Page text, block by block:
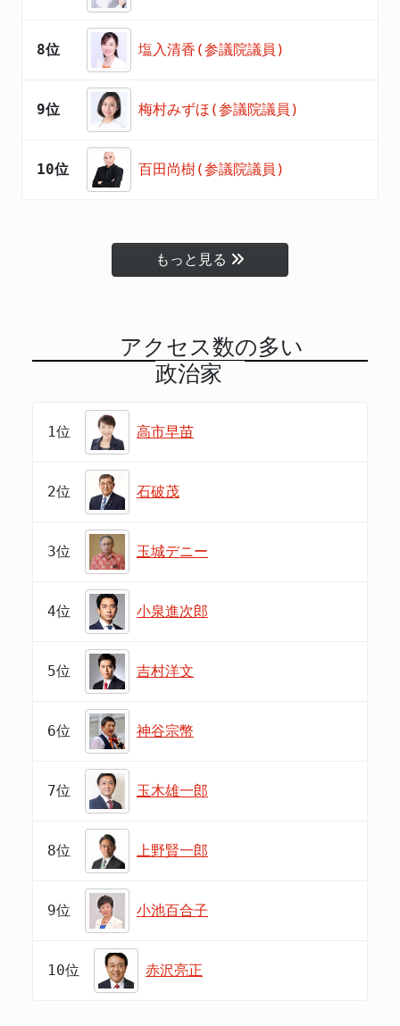
8位 塩入清香(参議院議員)
9位 梅村みずほ(参議院議員)
10位 百田尚樹(参議院議員)
もっと見る
アクセス数の多い
政治家
1位 高市早苗
2位 石破茂
3位 玉城デニー
4位 小泉進次郎
5位 吉村洋文
6位 神谷宗幣
7位 玉木雄一郎
8位 上野賢一郎
9位 小池百合子
10位 赤沢亮正